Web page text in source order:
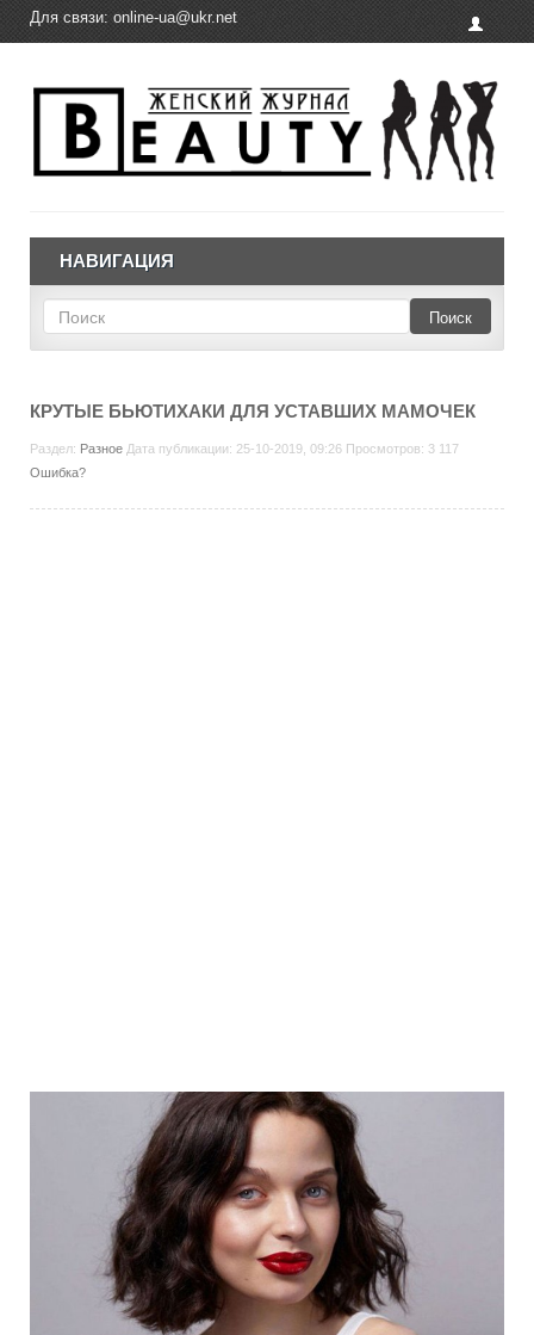
Для связи: online-ua@ukr.net
НАВИГАЦИЯ
Поиск
КРУТЫЕ БЬЮТИХАКИ ДЛЯ УСТАВШИХ МАМОЧЕК
Раздел: Разное Дата публикации: 25-10-2019, 09:26 Просмотров: 3 117
Ошибка?